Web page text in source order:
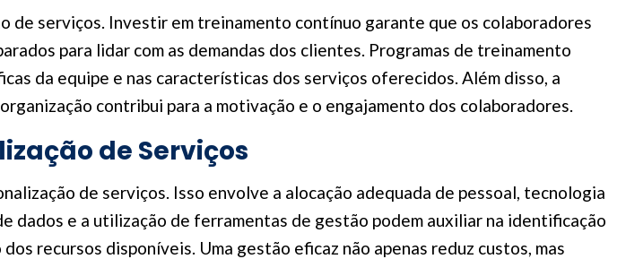
de serviços. Investir em treinamento contínuo garante que os colaboradores
para lidar com as demandas dos clientes. Programas de treinamento
da equipe e nas características dos serviços oferecidos. Além disso, a
contribui para a motivação e o engajamento dos colaboradores.
de Serviços
de serviços. Isso envolve a alocação adequada de pessoal, tecnologia
dados e a utilização de ferramentas de gestão podem auxiliar na identificação
recursos disponíveis. Uma gestão eficaz não apenas reduz custos, mas